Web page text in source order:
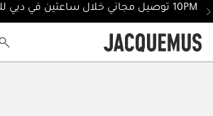
10PM توصيل مجاني خلال ساعتين في دبي للطلبات قبل الساعة